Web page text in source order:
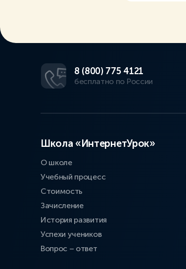
8 (800) 775 4121
бесплатно по России
Школа «ИнтернетУрок»
О школе
Учебный процесс
Стоимость
Зачисление
История развития
Успехи учеников
Вопрос – ответ